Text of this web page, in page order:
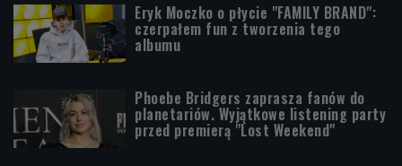
Eryk Moczko o płycie "FAMILY BRAND":
czerpałem fun z tworzenia tego
albumu
Phoebe Bridgers zaprasza fanów do
planetariów. Wyjątkowe listening party
przed premierą "Lost Weekend"